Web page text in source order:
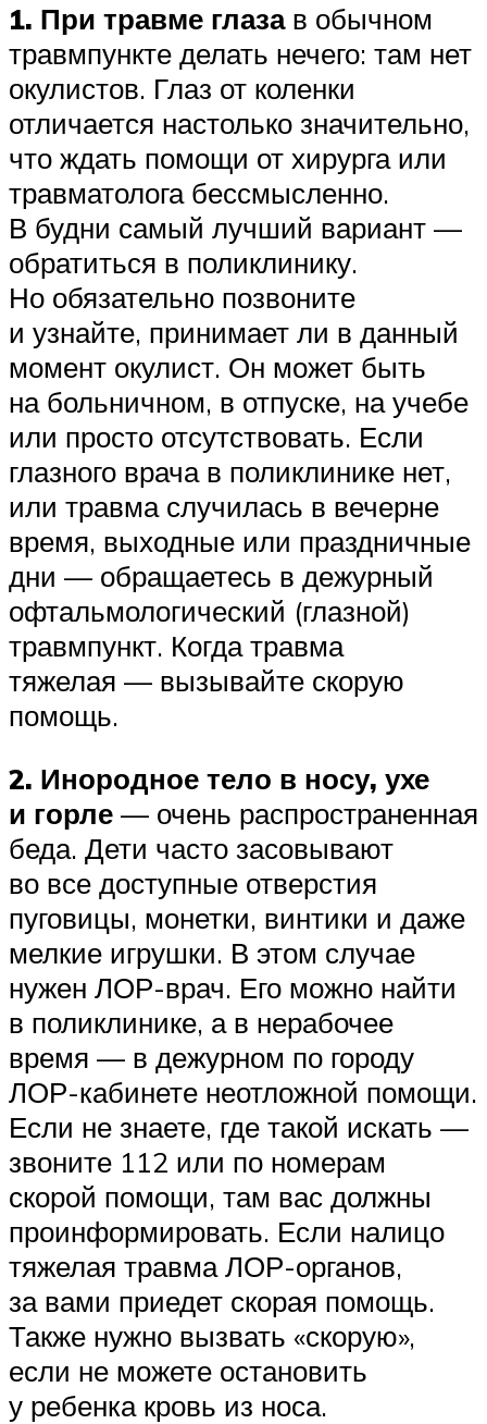
1. При травме глазав обычном
травмпункте делать нечего: там нет
окулистов. Глаз от коленки
отличается настолько значительно,
что ждать помощи от хирурга или
травматолога бессмысленно.
В будни самый лучший вариант —
обратиться в поликлинику.
Но обязательно позвоните
и узнайте, принимает ли в данный
момент окулист. Он может быть
на больничном, в отпуске, на учебе
или просто отсутствовать. Если
глазного врача в поликлинике нет,
или травма случилась в вечерне
время, выходные или праздничные
дни — обращаетесь в дежурный
офтальмологический (глазной)
травмпункт. Когда травма
тяжелая — вызывайте скорую
помощь.
2. Инородное тело в носу, ухе
и горле — очень распространенная
беда. Дети часто засовывают
во все доступные отверстия
пуговицы, монетки, винтики и даже
мелкие игрушки. В этом случае
нужен ЛОР-врач. Его можно найти
в поликлинике, а в нерабочее
время — в дежурном по городу
ЛОР-кабинете неотложной помощи.
Если не знаете, где такой искать —
звоните 112 или по номерам
скорой помощи, там вас должны
проинформировать. Если налицо
тяжелая травма ЛОР-органов,
за вами приедет скорая помощь.
Также нужно вызвать «скорую»,
если не можете остановить
у ребенка кровь из носа.